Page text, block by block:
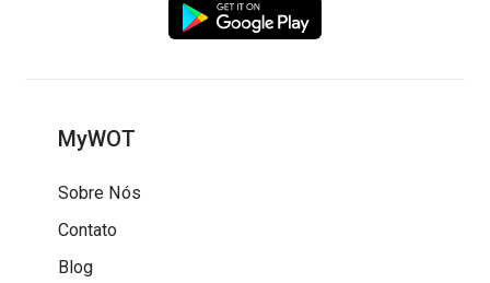
MyWOT
Sobre Nós
Contato
Blog